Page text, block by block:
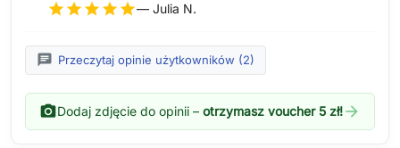
star star star star star— Julia N.
chat Przeczytaj opinie użytkowników (2)
photo_cameraDodaj zdjęcie do opinii – otrzymasz voucher 5 zł!arrow_forward